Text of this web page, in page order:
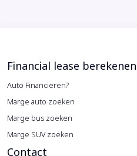
Financial lease berekenen
Auto Financieren?
Marge auto zoeken
Marge bus zoeken
Marge SUV zoeken
Contact